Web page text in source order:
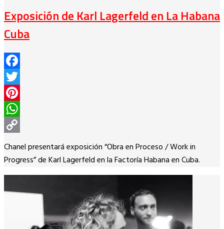
Exposición de Karl Lagerfeld en La Habana
Cuba
Facebook
Twitter
Pinterest
WhatsApp
Copy
Link
Chanel presentará exposición “Obra en Proceso / Work in
Progress” de Karl Lagerfeld en la Factoría Habana en Cuba.